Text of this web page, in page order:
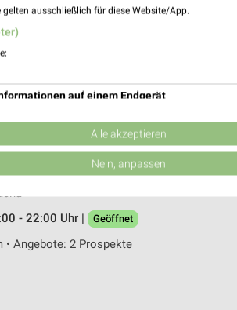
- 22:00 Uhr | Geöffnet
34
- 22:00 Uhr |
Geöffnet
• Angebote: 2 Prospekte
ausschließlich für diese Website/App.
auf einem Endgerät
Auswahl von Werbeanzeigen
Werbung
von Inhalten
Alle akzeptieren
Nein, anpassen